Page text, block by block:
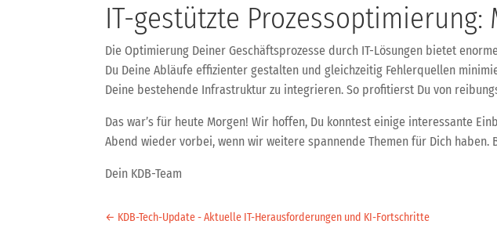
IT-gestützte
Die Optimierung Deiner Geschäftsprozesse durch IT-Lösungen bietet
Du Deine Abläufe effizienter gestalten und gleichzeitig Fehlerquellen
Deine bestehende Infrastruktur zu integrieren. So profitierst Du von
Das war’s für heute Morgen! Wir hoffen, Du konntest einige interessante
Abend wieder vorbei, wenn wir weitere spannende Themen für Dich
Dein KDB-Team
← KDB-Tech-Update - Aktuelle IT-Herausforderungen und KI-Fortschritte